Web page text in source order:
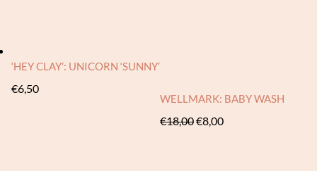
‘HEY CLAY’: UNICORN ‘SUNNY’
€6,50
WELLMARK: BABY WASH
€18,00Oorspronkelijke
€8,00Huidige